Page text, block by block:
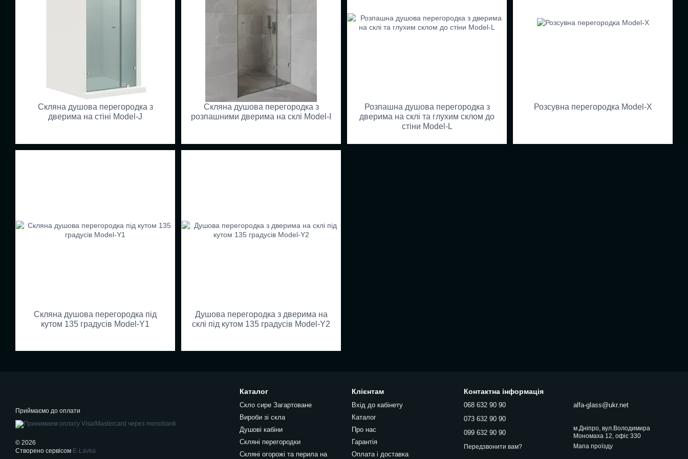
Скляна душова перегородка з
дверима на стіні Model-J
Скляна душова перегородка з
розпашними дверима на склі Model-I
Розпашна душова перегородка з
дверима на склі та глухим склом до
стіни Model-L
Розсувна перегородка Model-X
Скляна душова перегородка під
кутом 135 градусів Model-Y1
Душова перегородка з дверима на
склі під кутом 135 градусів Model-Y2
Приймаємо до оплати
© 2026
Створено сервісом E-Lavka
Каталог
Скло сире Загартоване
Вироби зі скла
Душові кабіни
Скляні перегородки
Скляні огорожі та перила на
Клієнтам
Вхід до кабінету
Каталог
Про нас
Гарантія
Оплата і доставка
Контактна інформація
068 632 90 90
073 632 90 90
099 632 90 90
Передзвонити вам?
alfa-glass@ukr.net
м.Дніпро, вул.Володимира
Мономаха 12, офіс 330
Мапа проїзду